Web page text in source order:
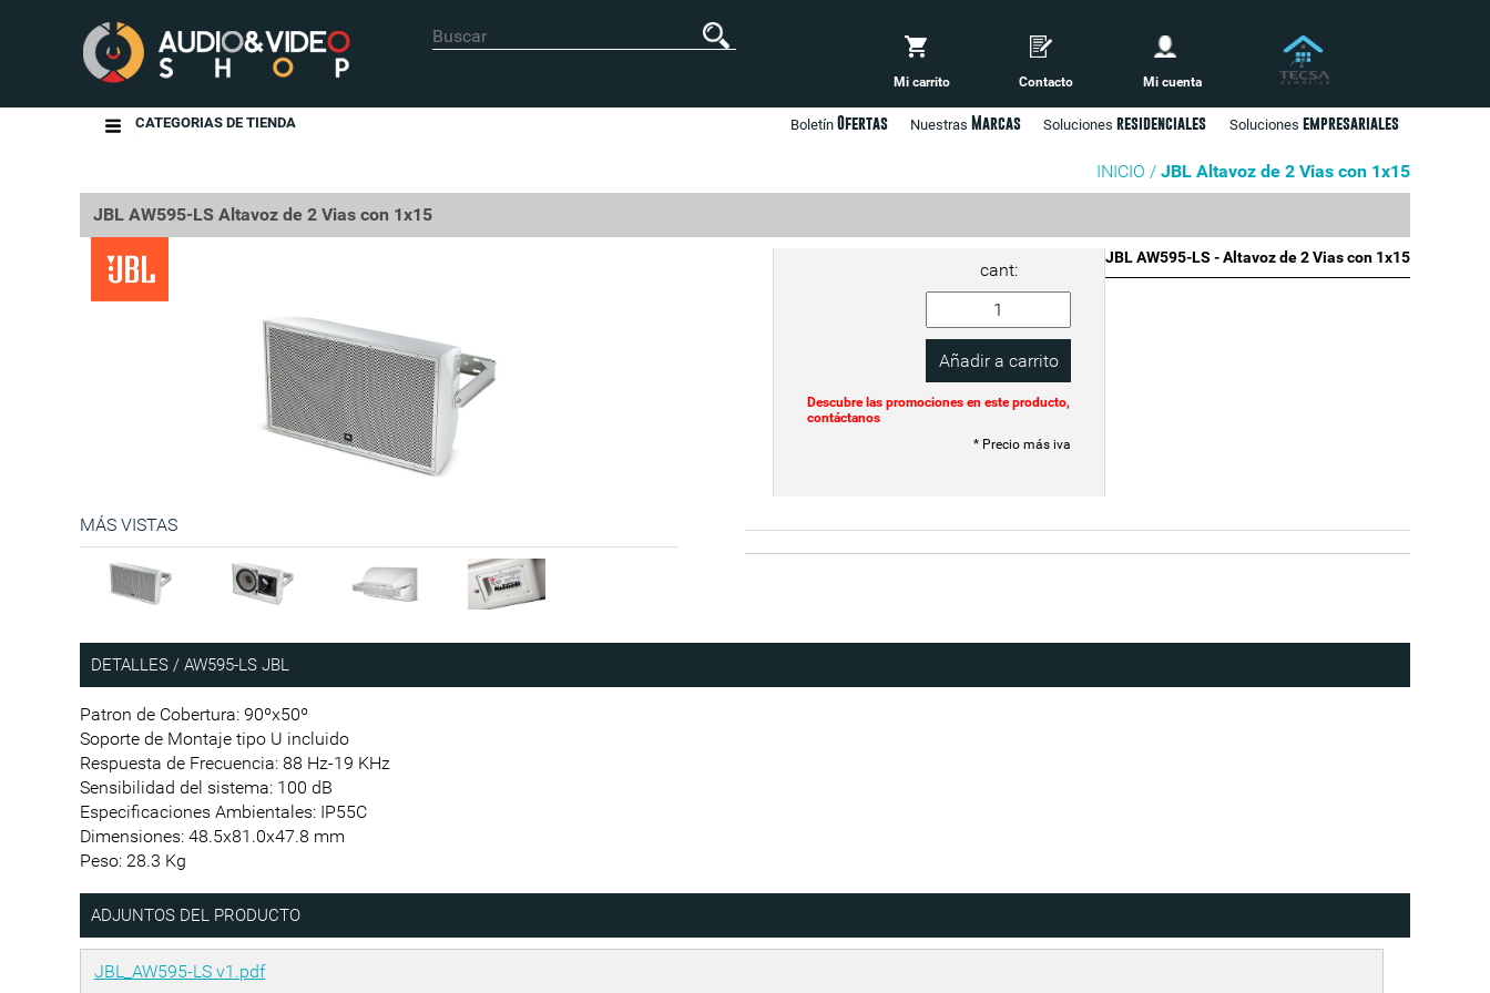
Mi carrito Contacto Mi cuenta
Soluciones empresariales
Soluciones residenciales
Nuestras Marcas
Boletín Ofertas
CATEGORIAS DE TIENDA
INICIO / JBL Altavoz de 2 Vias con 1x15
JBL AW595-LS Altavoz de 2 Vias con 1x15
MÁS VISTAS
JBL AW595-LS - Altavoz de 2 Vias con 1x15
cant:
Descubre las promociones en este producto,
contáctanos
* Precio más iva
DETALLES / AW595-LS JBL
Patron de Cobertura: 90ºx50º
Soporte de Montaje tipo U incluido
Respuesta de Frecuencia: 88 Hz-19 KHz
Sensibilidad del sistema: 100 dB
Especificaciones Ambientales: IP55C
Dimensiones: 48.5x81.0x47.8 mm
Peso: 28.3 Kg
ADJUNTOS DEL PRODUCTO
JBL_AW595-LS v1.pdf